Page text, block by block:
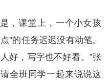
，课堂上，一个小女孩
”的任务迟迟没有动笔。
好，写字也不好看。”张
全班同学一起来说说这